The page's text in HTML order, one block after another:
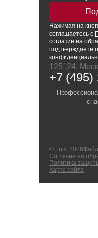
Нажимая на
соглашаетесь с
согласие на
подтверждаете
125124,
+7 (495)
© Luis, 2026
Согласие на
Политика
Карта сайта